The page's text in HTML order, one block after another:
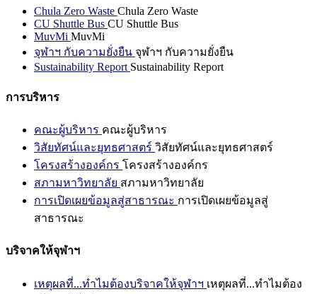
Chula Zero Waste Chula Zero Waste
CU Shuttle Bus CU Shuttle Bus
MuvMi MuvMi
จุฬาฯ กับความยั่งยืน จุฬาฯ กับความยั่งยืน
Sustainability Report Sustainability Report
การบริหาร
คณะผู้บริหาร คณะผู้บริหาร
วิสัยทัศน์และยุทธศาสตร์ วิสัยทัศน์และยุทธศาสตร์
โครงสร้างองค์กร โครงสร้างองค์กร
สภามหาวิทยาลัย สภามหาวิทยาลัย
การเปิดเผยข้อมูลสู่สาธารณะ การเปิดเผยข้อมูลสู่
สาธารณะ
บริจาคให้จุฬาฯ
เหตุผลที่...ทำไมต้องบริจาคให้จุฬาฯ เหตุผลที่...ทำไมต้อง